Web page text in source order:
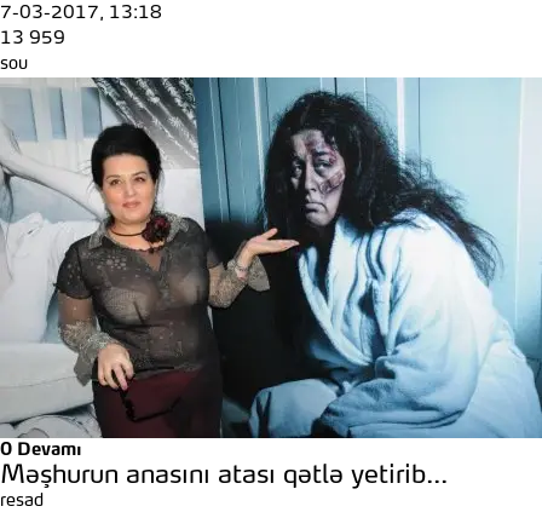
7-03-2017, 13:18
13 959
sou
0 Devamı
Məşhurun anasını atası qətlə yetirib...
resad